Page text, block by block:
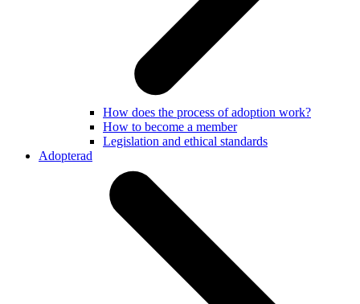
How does the process of adoption work?
How to become a member
Legislation and ethical standards
Adopterad